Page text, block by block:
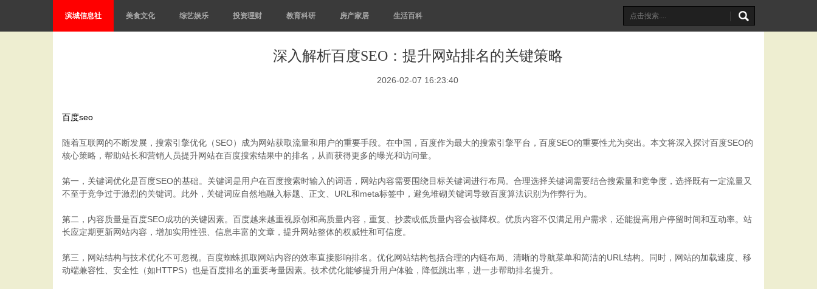
滨城信息社 美食文化 综艺娱乐 投资理财 教育科研 房产家居 生活百科
深入解析百度SEO：提升网站排名的关键策略
2026-02-07 16:23:40
百度seo
随着互联网的不断发展，搜索引擎优化（SEO）成为网站获取流量和用户的重要手段。在中国，百度作为最大的搜索引擎平台，百度SEO的重要性尤为突出。本文将深入探讨百度SEO的
核心策略，帮助站长和营销人员提升网站在百度搜索结果中的排名，从而获得更多的曝光和访问量。
第一，关键词优化是百度SEO的基础。关键词是用户在百度搜索时输入的词语，网站内容需要围绕目标关键词进行布局。合理选择关键词需要结合搜索量和竞争度，选择既有一定流量又
不至于竞争过于激烈的关键词。此外，关键词应自然地融入标题、正文、URL和meta标签中，避免堆砌关键词导致百度算法识别为作弊行为。
第二，内容质量是百度SEO成功的关键因素。百度越来越重视原创和高质量内容，重复、抄袭或低质量内容会被降权。优质内容不仅满足用户需求，还能提高用户停留时间和互动率。站
长应定期更新网站内容，增加实用性强、信息丰富的文章，提升网站整体的权威性和可信度。
第三，网站结构与技术优化不可忽视。百度蜘蛛抓取网站内容的效率直接影响排名。优化网站结构包括合理的内链布局、清晰的导航菜单和简洁的URL结构。同时，网站的加载速度、移
动端兼容性、安全性（如HTTPS）也是百度排名的重要考量因素。技术优化能够提升用户体验，降低跳出率，进一步帮助排名提升。